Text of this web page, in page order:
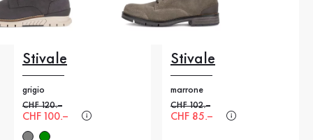
Stivale
grigio
Prezzo precedente
CHF 120.–
Nuovo prezzo
CHF 100.–
Stivale
marrone
Prezzo precedente
CHF 102.–
Nuovo prezzo
CHF 85.–